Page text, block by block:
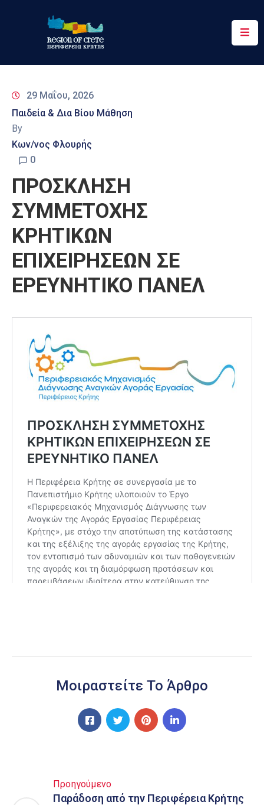
Περιφέρεια
&
Δράσεις
Ψηφιακές
Επικοινωνία
29 Μαΐου, 2026
Παιδεία & Δια Βίου Μάθηση
By
Κων/νος Φλουρής
0
ΠΡΟΣΚΛΗΣΗ
ΣΥΜΜΕΤΟΧΗΣ
ΚΡΗΤΙΚΩΝ
ΕΠΙΧΕΙΡΗΣΕΩΝ ΣΕ
ΕΡΕΥΝΗΤΙΚΟ ΠΑΝΕΛ
Μοιραστείτε Το Άρθρο
Προηγούμενο
Παράδοση από την Περιφέρεια Κρήτης